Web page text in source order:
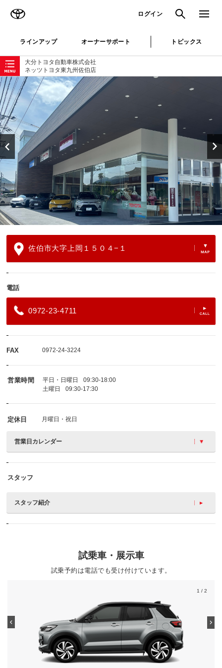
ログイン 検索 メニュ
ラインアップ オーナーサポート トピックス
大分トヨタ自動車株式会社
ネッツトヨタ東九州佐伯店
ローカルナビゲーション
佐伯市大字上岡１５０４−１
電話
0972-23-4711
FAX 0972-24-3224
営業時間 平日・日曜日
09:30-18:00
土曜日
09:30-17:30
定休日 月曜日・祝日
営業日カレンダー
スタッフ
スタッフ紹介
試乗車・展示車
試乗予約は電話でも受け付けています。
1 / 2